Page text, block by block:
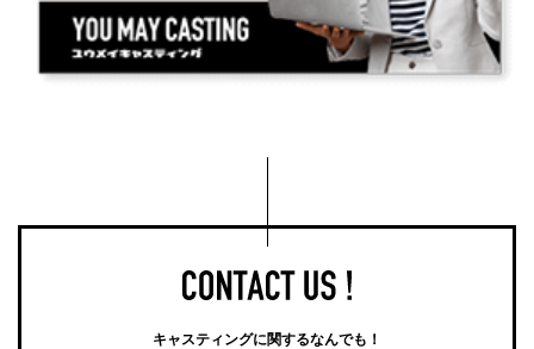
キャスティングに関するなんでも！